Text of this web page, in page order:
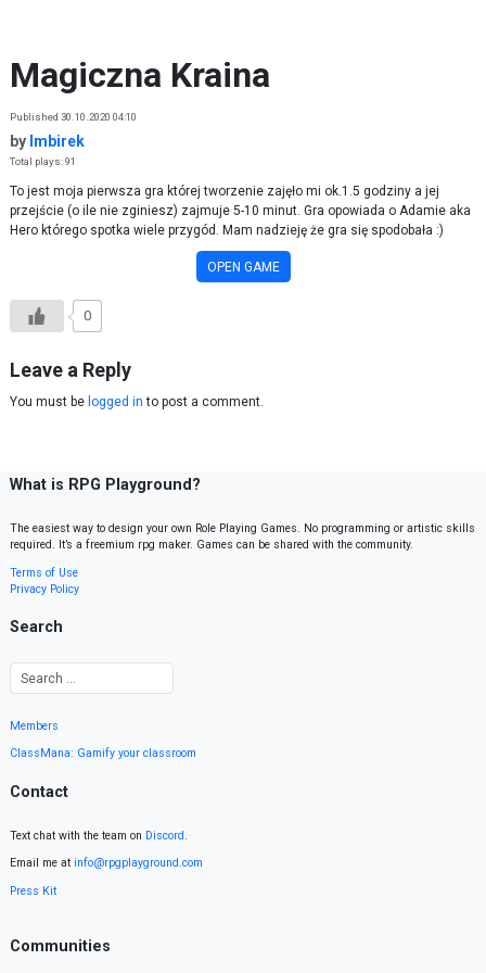
Magiczna Kraina
Published 30.10.2020 04:10
by Imbirek
Total plays: 91
To jest moja pierwsza gra której tworzenie zajęło mi ok.1.5 godziny a jej
przejście (o ile nie zginiesz) zajmuje 5-10 minut. Gra opowiada o Adamie aka
Hero którego spotka wiele przygód. Mam nadzieję że gra się spodobała :)
OPEN GAME
0
Leave a Reply
You must be logged in to post a comment.
What is RPG Playground?
The easiest way to design your own Role Playing Games. No programming or artistic skills
required. It’s a freemium rpg maker. Games can be shared with the community.
Terms of Use
Privacy Policy
Search
Members
ClassMana: Gamify your classroom
Contact
Text chat with the team on Discord.
Email me at info@rpgplayground.com
Press Kit
Communities